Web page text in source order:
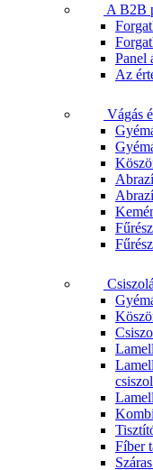
A B2B
Panel
Az
Vágás
Fíber